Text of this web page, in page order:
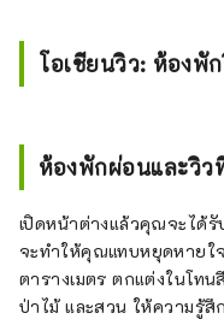
โอเชียนวิว: ห้องพั
ห้องพักผ่อนและวิ
เปิดหน้าต่างแล้วคุณจะได้
จะทำให้คุณแทบหยุดหายใ
ตารางเมตร ตกแต่งในโทน
ป่าไม้ และสวน ให้ความรู้